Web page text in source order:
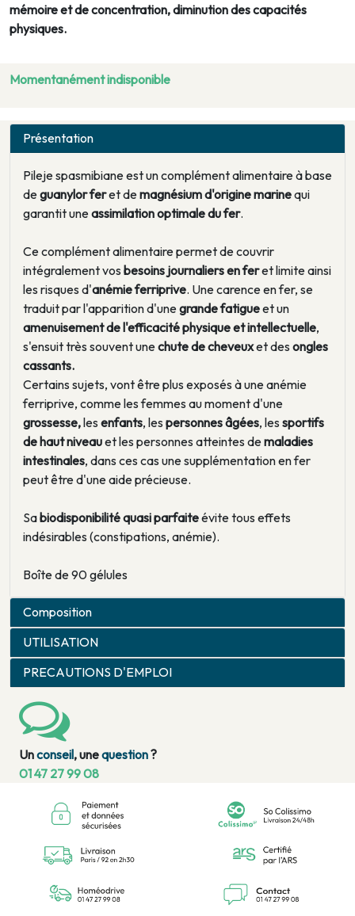
mémoire et de concentration, diminution des capacités
physiques.
Momentanément indisponible
Présentation
Pileje spasmibiane est un complément alimentaire à base
deguanylor feret demagnésium d'origine marinequi
garantit uneassimilation optimale du fer.
Ce complément alimentaire permet de couvrir
intégralement vos besoins journaliers en feret limite ainsi
les risques d'anémie ferriprive. Une carence en fer, se
traduit par l'apparition d'unegrande fatigueet un
amenuisement de l'efficacité physique et intellectuelle,
s'ensuit très souvent unechute de cheveuxet des ongles
cassants.
Certains sujets, vont être plus exposés à une anémie
ferriprive, comme les femmes au moment d'une
grossesse,les enfants, les personnes âgées, les sportifs
de haut niveauet les personnes atteintes demaladies
intestinales, dans ces cas une supplémentation en fer
peut être d'une aide précieuse.
Sabiodisponibilité quasi parfaiteévite tous effets
indésirables (constipations, anémie).
Boîte de 90 gélules
Composition
UTILISATION
PRECAUTIONS D'EMPLOI
Unconseil, unequestion?
01 47 27 99 08